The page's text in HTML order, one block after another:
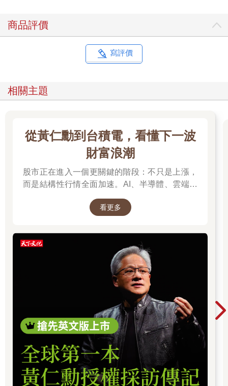
商品評價
寫評價
相關主題
從黃仁勳到台積電，看懂下一波
財富浪潮
股市正在進入一個更關鍵的階段：不只是上漲，
而是結構性行情全面加速。AI、半導體、雲端運
動全球科技基礎建設持續升級。尤其台灣憑藉晶
潮的關鍵樞紐上。而在這場浪潮中，有一個名字
你不得不認識：黃仁勳（NVIDIA），他正在定義
AI算力時代的規則，而台積電則是全球晶片製造
的核心引擎。從AI晶片、資料中心到記憶體與伺
服器，整條產業鏈正在被重新定價，帶動企業獲
利與出口預期同步上修。這不只是股市行情，而
是一次世界趨勢的重組：AI正在重寫產業分工，
也正在改變資本流向與全球經濟結構。
看更多